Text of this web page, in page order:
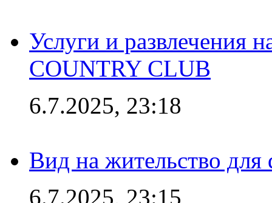
Услуги и развлечения
COUNTRY CLUB
6.7.2025, 23:18
Вид на жительство
6.7.2025, 23:15